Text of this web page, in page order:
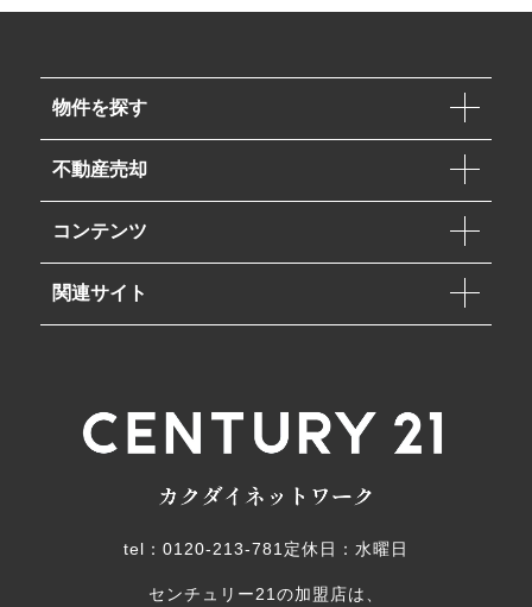
物件を探す
不動産売却
コンテンツ
関連サイト
tel：0120-213-781定休日：水曜日
センチュリー21の加盟店は、